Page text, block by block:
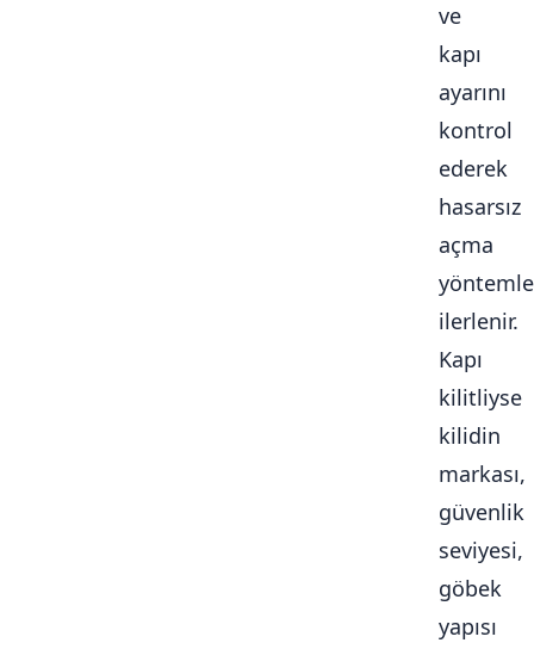
ve
kapı
ayarını
kontrol
ederek
hasarsız
açma
ilerlenir.
Kapı
kilitliyse
kilidin
markası,
güvenlik
seviyesi,
göbek
yapısı